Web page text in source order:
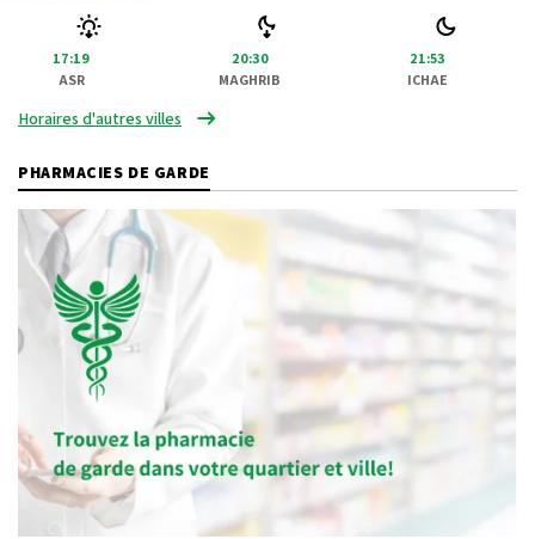
17:19
ASR
20:30
MAGHRIB
21:53
ICHAE
Horaires d'autres villes
PHARMACIES DE GARDE